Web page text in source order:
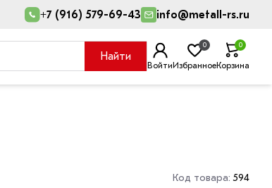
+7 (916) 579-69-43 info@metall-rs.ru
Найти
ВойтиИзбранное
0
Корзина
0
Код товара: 594